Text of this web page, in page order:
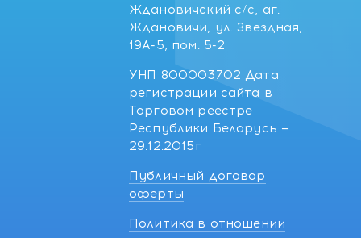
Ждановичский с/с, аг.
Ждановичи, ул. Звездная,
19А-5, пом. 5-2
УНП 800003702 Дата
регистрации сайта в
Торговом реестре
Республики Беларусь —
29.12.2015г
Публичный договор
оферты
Политика в отношении